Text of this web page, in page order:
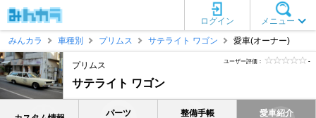
メニュー
ログイン
みんカラ
車種別 プリムス サテライト ワゴン 愛車(オーナー)
プリムス
サテライト ワゴン
ユーザー評価： -
パーツ 整備手帳 愛車紹介